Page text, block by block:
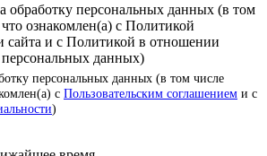
обработку персональных данных (в том
ознакомлен(а) с Политикой
сайта и с Политикой в отношении
данных)
персональных данных (в том числе
с Пользовательским соглашением и с
)